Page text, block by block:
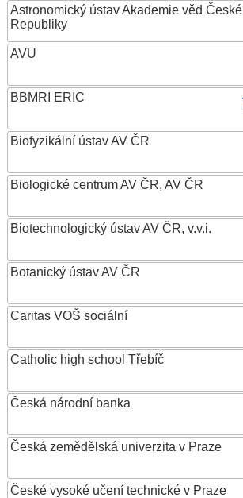
Astronomický ústav Akademie věd České
Republiky
AVU
BBMRI ERIC
Biofyzikální ústav AV ČR
Biologické centrum AV ČR, AV ČR
Biotechnologický ústav AV ČR, v.v.i.
Botanický ústav AV ČR
Caritas VOŠ sociální
Catholic high school Třebíč
Česká národní banka
Česká zemědělská univerzita v Praze
České vysoké učení technické v Praze